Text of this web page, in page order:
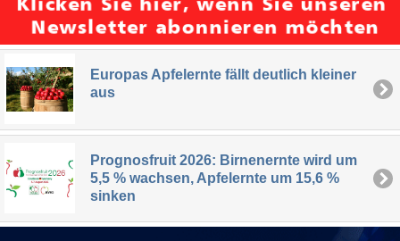
Europas Apfelernte fällt deutlich kleiner
aus
Prognosfruit 2026: Birnenernte wird um
5,5 % wachsen, Apfelernte um 15,6 %
sinken